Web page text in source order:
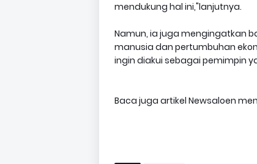
mendukung hal ini,"lanjutnya.
Namun, ia juga mengingatkan
manusia dan pertumbuhan
ingin diakui sebagai pemimpin
Baca juga artikel Newsaloen